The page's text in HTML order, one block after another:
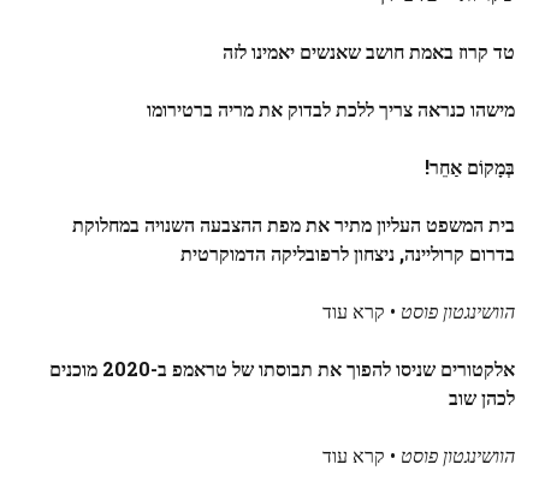
טד קרוז באמת חושב שאנשים יאמינו לזה
מישהו כנראה צריך ללכת לבדוק את מריה ברטירומו
בְּמָקוֹם אַחֵר!
בית המשפט העליון מתיר את מפת ההצבעה השנויה במחלוקת
בדרום קרוליינה, ניצחון לרפובליקה הדמוקרטית
הוושינגטון פוסט • קרא עוד
אלקטורים שניסו להפוך את תבוסתו של טראמפ ב-2020 מוכנים
לכהן שוב
הוושינגטון פוסט • קרא עוד